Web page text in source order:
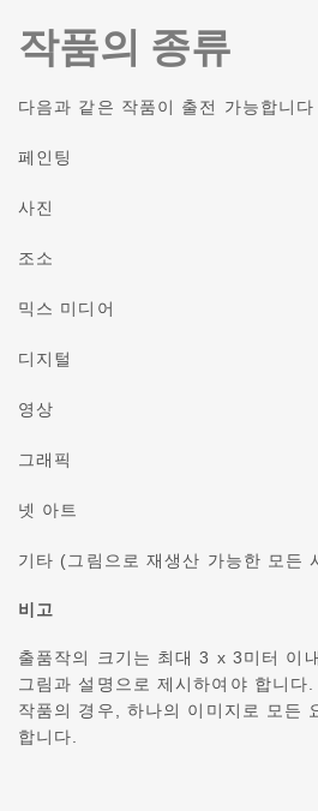
작품의 종류
다음과 같은 작품이 출전 가능합니다
페인팅
사진
조소
믹스 미디어
디지털
영상
그래픽
넷 아트
기타 (그림으로 재생산 가능한 모든
비고
출품작의 크기는 최대 3 x 3미터 이
그림과 설명으로 제시하여야 합니다.
작품의 경우, 하나의 이미지로 모든
합니다.